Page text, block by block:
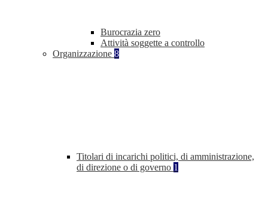
Burocrazia zero
Attività soggette a controllo
Organizzazione 8
Titolari di incarichi politici, di amministrazione,
di direzione o di governo 1